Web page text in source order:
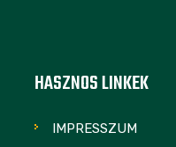
HASZNOS LINKEK
IMPRESSZUM